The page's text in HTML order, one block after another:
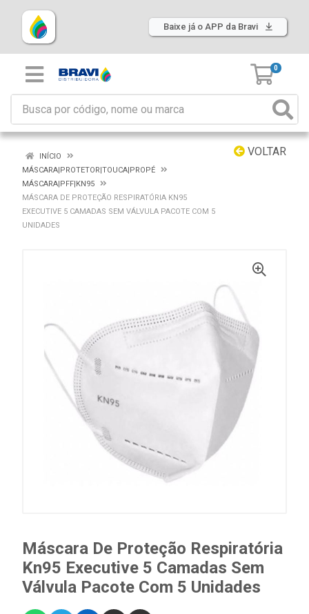
Baixe já o APP da Bravi
0
VOLTAR
INÍCIO
MÁSCARA|PROTETOR|TOUCA|PROPÉ
MÁSCARA|PFF|KN95
MÁSCARA DE PROTEÇÃO RESPIRATÓRIA KN95
EXECUTIVE 5 CAMADAS SEM VÁLVULA PACOTE COM 5
UNIDADES
Máscara De Proteção Respiratória
Kn95 Executive 5 Camadas Sem
Válvula Pacote Com 5 Unidades